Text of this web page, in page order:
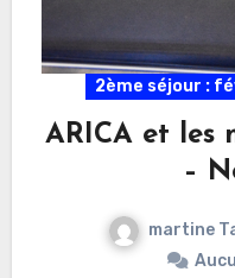
2ème séjour :
ARICA et les
–
martine